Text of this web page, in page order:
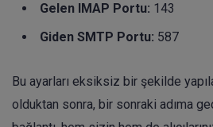
Gelen IMAP Portu: 143
Giden SMTP Portu: 587
Bu ayarları eksiksiz bir şekilde
olduktan sonra, bir sonraki adıma